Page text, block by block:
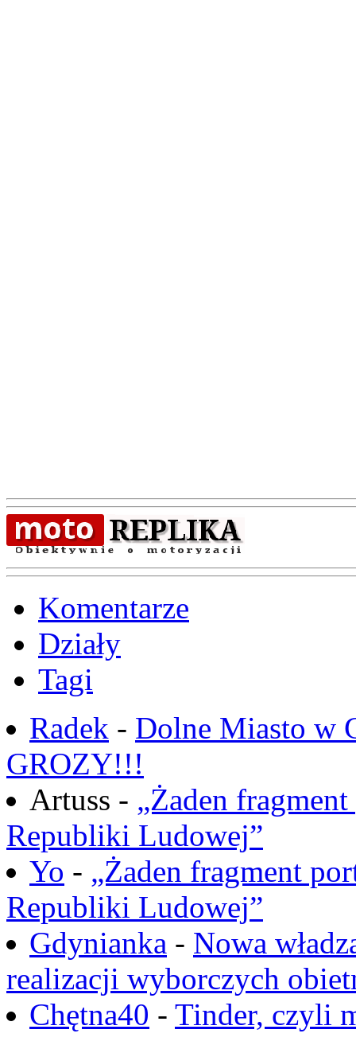
Komentarze
Działy
Tagi
Radek - Dolne Miasto w
GROZY!!!
Artuss - „Żaden
Republiki Ludowej”
Yo - „Żaden fragment
Republiki Ludowej”
Gdynianka - Nowa
realizacji wyborczych
Chętna40 - Tinder, czyli